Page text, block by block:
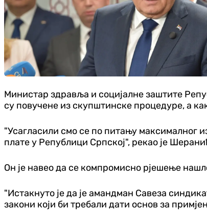
Министар здравља и социјалне заштите
су повучене из скупштинске процедуре, а
"Усагласили смо се по питању максималног
плате у Републици Српској", рекао је
Он је навео да се компромисно рјешење
"Истакнуто је да је амандман Савеза
закони који би требали дати основ за